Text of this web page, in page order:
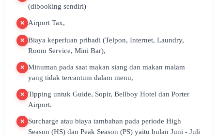
(dibooking sendiri)
✕ Airport Tax,
✕ Biaya keperluan pribadi (Telpon, Internet, Laundry,
Room Service, Mini Bar),
✕ Minuman pada saat makan siang dan makan malam
yang tidak tercantum dalam menu,
✕ Tipping untuk Guide, Sopir, Bellboy Hotel dan Porter
Airport.
✕
Surcharge atau biaya tambahan pada periode High
Season (HS) dan Peak Season (PS) yaitu bulan Juni - Juli